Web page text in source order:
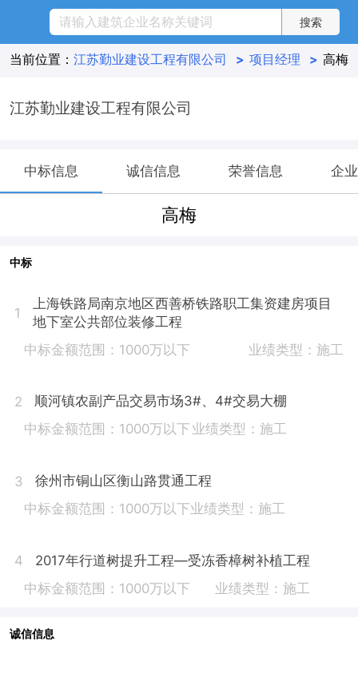
当前位置： 江苏勤业建设工程有限公司 > 项目经理 > 高梅
江苏勤业建设工程有限公司
中标信息 诚信信息 荣誉信息 企
高梅
中标
1
上海铁路局南京地区西善桥铁路职工集资建房项目
地下室公共部位装修工程
中标金额范围：1000万以下
业绩类型：施工
2
顺河镇农副产品交易市场3#、4#交易大棚
中标金额范围：1000万以下 业绩类型：施工
3
徐州市铜山区衡山路贯通工程
中标金额范围：1000万以下业绩类型：施工
4
2017年行道树提升工程—受冻香樟树补植工程
中标金额范围：1000万以下
业绩类型：施工
诚信信息